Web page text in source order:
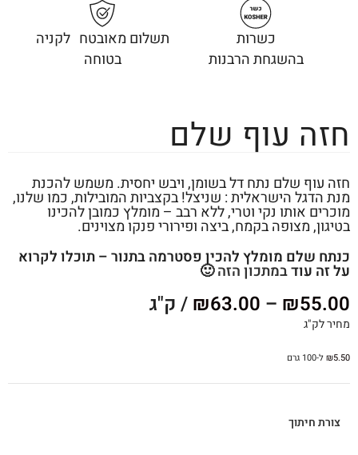
חזה עוף שלם
חזה עוף שלם נתח דל בשומן, ויבש יחסית. משמש להכנת
מנת הדגל הישראלית : שניצל! בקצביות המובילות, כמו שלנו,
מוכרים אותו נקי וטרי, ללא רבב – מומלץ כמובן להכינו
בטיגון, מצופה בקמח, ביצה ופירורי פנקו מצוינים.
כנתח שלם מומלץ להכין פסטרמה בתנור – תוכלו לקרוא
על זה עודבמתכון הזה🙂
₪55.00
–
₪63.00 / ק"ג
מחיר לק"ג
₪5.50 ל-100 גרם
צורת חיתוך
כשרות
בהשגחת הרבנות
תשלום מאובטח לקניה
בטוחה